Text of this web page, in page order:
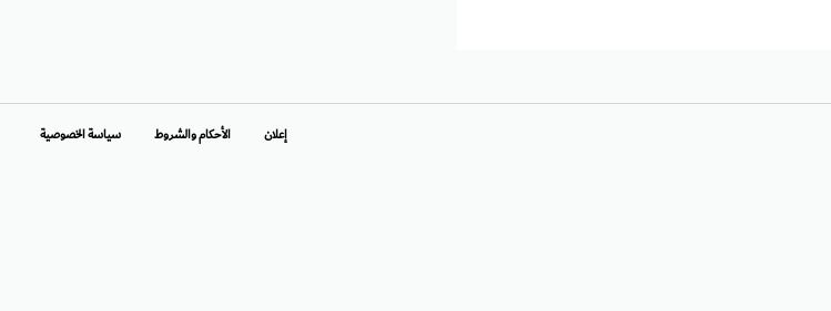
إعلان الأحكام والشروط سياسة الخصوصية